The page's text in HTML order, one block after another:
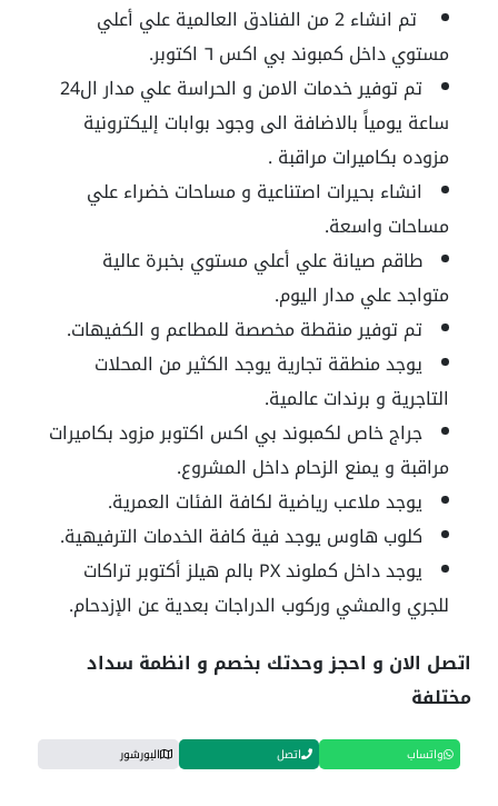
تم انشاء 2 من الفنادق العالمية علي أعلي
مستوي داخل كمبوند بي اكس ٦ اكتوبر.
تم توفير خدمات الامن و الحراسة علي مدار ال24
ساعة يومياً بالاضافة الى وجود بوابات إليكترونية
مزوده بكاميرات مراقبة .
انشاء بحيرات اصتناعية و مساحات خضراء علي
مساحات واسعة.
طاقم صيانة علي أعلي مستوي بخبرة عالية
متواجد علي مدار اليوم.
تم توفير منقطة مخصصة للمطاعم و الكفيهات.
يوجد منطقة تجارية يوجد الكثير من المحلات
التاجرية و برندات عالمية.
جراج خاص لكمبوند بي اكس اكتوبر مزود بكاميرات
مراقبة و يمنع الزحام داخل المشروع.
يوجد ملاعب رياضية لكافة الفئات العمرية.
كلوب هاوس يوجد فية كافة الخدمات الترفيهية.
يوجد داخل كملوند PX بالم هيلز أكتوبر تراكات
للجري والمشي وركوب الدراجات بعدية عن الإزدحام.
اتصل الان و احجز وحدتك بخصم و انظمة سداد
مختلفة
واتساب اتصل البورشور